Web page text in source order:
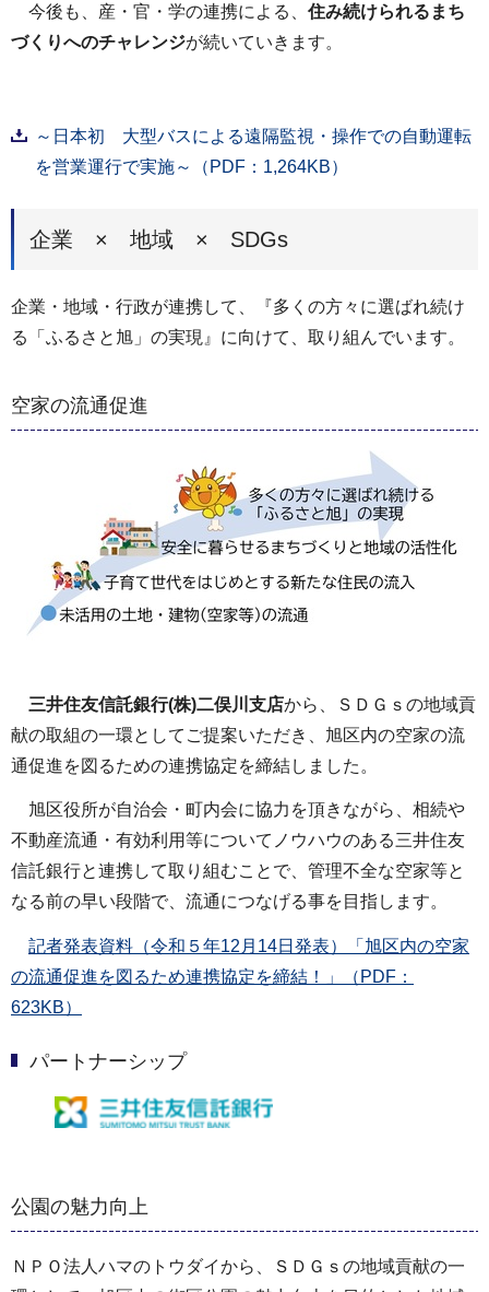
今後も、産・官・学の連携による、 住み続けられるまち
づくりへのチャレンジが続いていきます。
～日本初 大型バスによる遠隔監視・操作での自動運転
を営業運行で実施～（PDF：1,264KB）
企業 × 地域 × SDGs
企業・地域・行政が連携して、『多くの方々に選ばれ続け
る「ふるさと旭」の実現』に向けて、取り組んでいます。
空家の流通促進
三井住友信託銀行(株)二俣川支店から、ＳＤＧｓの地域貢
献の取組の一環としてご提案いただき、旭区内の空家の流
通促進を図るための連携協定を締結しました。
旭区役所が自治会・町内会に協力を頂きながら、相続や
不動産流通・有効利用等についてノウハウのある三井住友
信託銀行と連携して取り組むことで、管理不全な空家等と
なる前の早い段階で、流通につなげる事を目指します。
記者発表資料（令和５年12月14日発表）「旭区内の空家
の流通促進を図るため連携協定を締結！」（PDF：
623KB）
パートナーシップ
公園の魅力向上
ＮＰＯ法人ハマのトウダイから、ＳＤＧｓの地域貢献の一